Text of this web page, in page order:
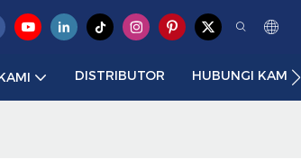
DISTRIBUTOR HUBUNGI KAMI